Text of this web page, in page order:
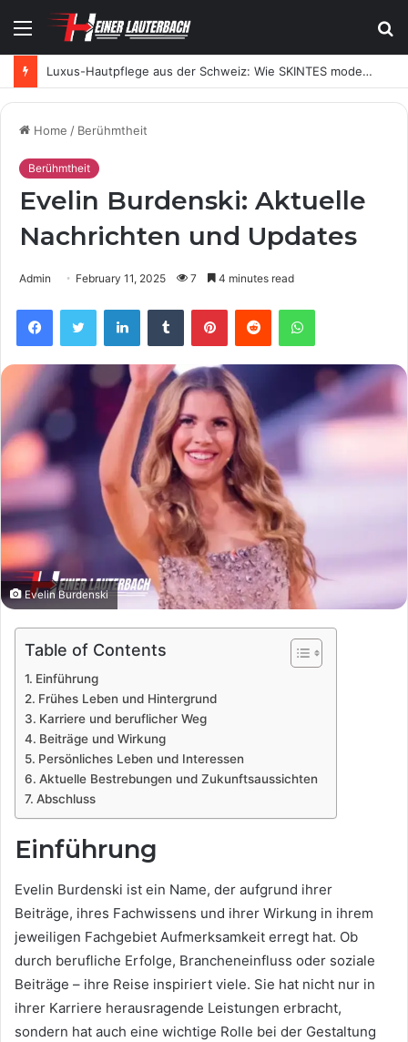
Menu
Luxus-Hautpflege aus der Schweiz: Wie SKINTES moderne Skincare neu definiert
Home / Berühmtheit
Berühmtheit
Evelin Burdenski: Aktuelle
Nachrichten und Updates
Admin February 11, 2025 7 4 minutes read
FacebookTwitter LinkedInTumblr PinterestReddit WhatsApp
Evelin Burdenski
Table of Contents
Einführung
Frühes Leben und Hintergrund
Karriere und beruflicher Weg
Beiträge und Wirkung
Persönliches Leben und Interessen
Aktuelle Bestrebungen und Zukunftsaussichten
Abschluss
Einführung
Evelin Burdenski ist ein Name, der aufgrund ihrer
Beiträge, ihres Fachwissens und ihrer Wirkung in ihrem
jeweiligen Fachgebiet Aufmerksamkeit erregt hat. Ob
durch berufliche Erfolge, Brancheneinfluss oder soziale
Beiträge – ihre Reise inspiriert viele. Sie hat nicht nur in
ihrer Karriere herausragende Leistungen erbracht,
sondern hat auch eine wichtige Rolle bei der Gestaltung